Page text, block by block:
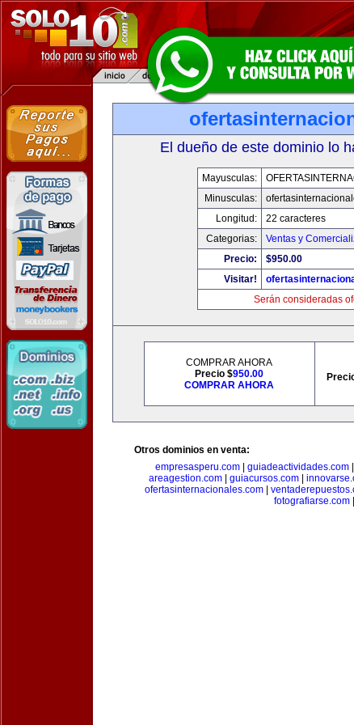
El dueño de este dominio lo
Mayusculas:
Minusculas:
Longitud:
22 caracteres
Categorias:
Ventas y
Precio:
$950.00
Visitar!
Serán consideradas
COMPRAR AHORA
Precio $950.00
COMPRAR AHORA
Otros dominios en venta:
empresasperu.com| guiadeactividades.com|
areagestion.com| guiacursos.com|
ofertasinternacionales.com|
fotografiarse.com